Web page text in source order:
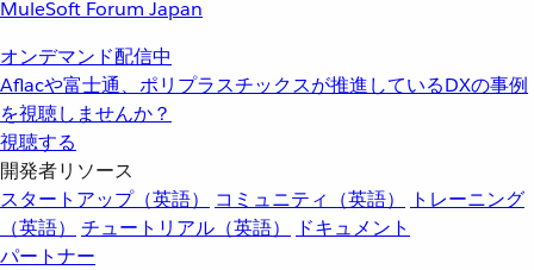
MuleSoft Forum Japan
オンデマンド配信中
Aflacや富士通、ポリプラスチックスが推進しているDXの事例
を視聴しませんか？
視聴する
開発者リソース
スタートアップ（英語）
コミュニティ（英語）
トレーニング
（英語）
チュートリアル（英語）
ドキュメント
パートナー